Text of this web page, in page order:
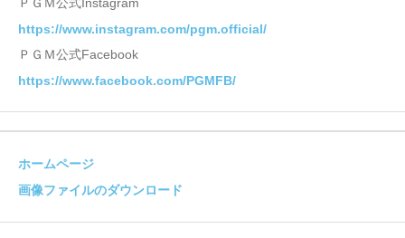
https://www.instagram.com/pgm.official/
ＰＧＭ公式Facebook
https://www.facebook.com/PGMFB/
ホームページ
画像ファイルのダウンロード